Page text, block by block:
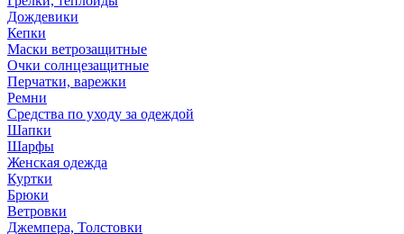
Дождевики
Кепки
Маски ветрозащитные
Очки солнцезащитные
Перчатки, варежки
Ремни
Средства по уходу за одеждой
Шапки
Шарфы
Женская одежда
Куртки
Брюки
Ветровки
Джемпера, Толстовки